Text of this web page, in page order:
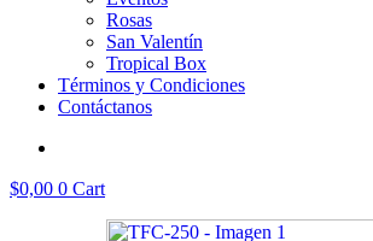
Rosas
San Valentín
Tropical Box
Términos y Condiciones
Contáctanos
$0,00 0 Cart